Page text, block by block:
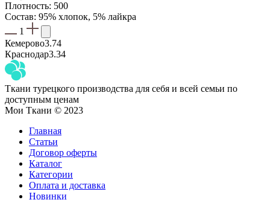
Плотность: 500
Состав: 95% хлопок, 5% лайкра
1
Кемерово3.74
Краснодар3.34
Ткани турецкого производства для себя и всей семьи по
доступным ценам
Мои Ткани © 2023
Главная
Статьи
Договор оферты
Каталог
Категории
Оплата и доставка
Новинки